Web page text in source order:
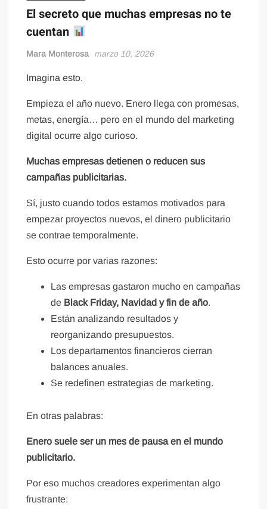
El secreto que muchas empresas no te
cuentan
Mara Monterosa marzo 10, 2026
Imagina esto.
Empieza el año nuevo. Enero llega con promesas,
metas, energía… pero en el mundo del marketing
digital ocurre algo curioso.
Muchas empresas detienen o reducen sus
campañas publicitarias.
Sí, justo cuando todos estamos motivados para
empezar proyectos nuevos, el dinero publicitario
se contrae temporalmente.
Esto ocurre por varias razones:
Las empresas gastaron mucho en campañas
de Black Friday, Navidad y fin de año.
Están analizando resultados y
reorganizando presupuestos.
Los departamentos financieros cierran
balances anuales.
Se redefinen estrategias de marketing.
En otras palabras:
Enero suele ser un mes de pausa en el mundo
publicitario.
Por eso muchos creadores experimentan algo
frustrante: